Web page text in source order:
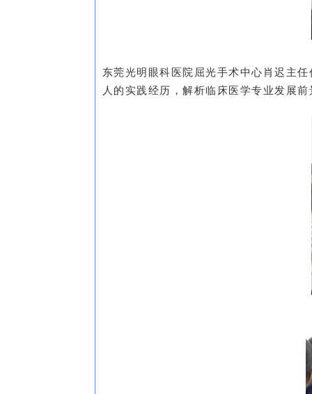
东莞光明眼科医院屈光手术中心肖迟主
人的实践经历，解析临床医学专业发展